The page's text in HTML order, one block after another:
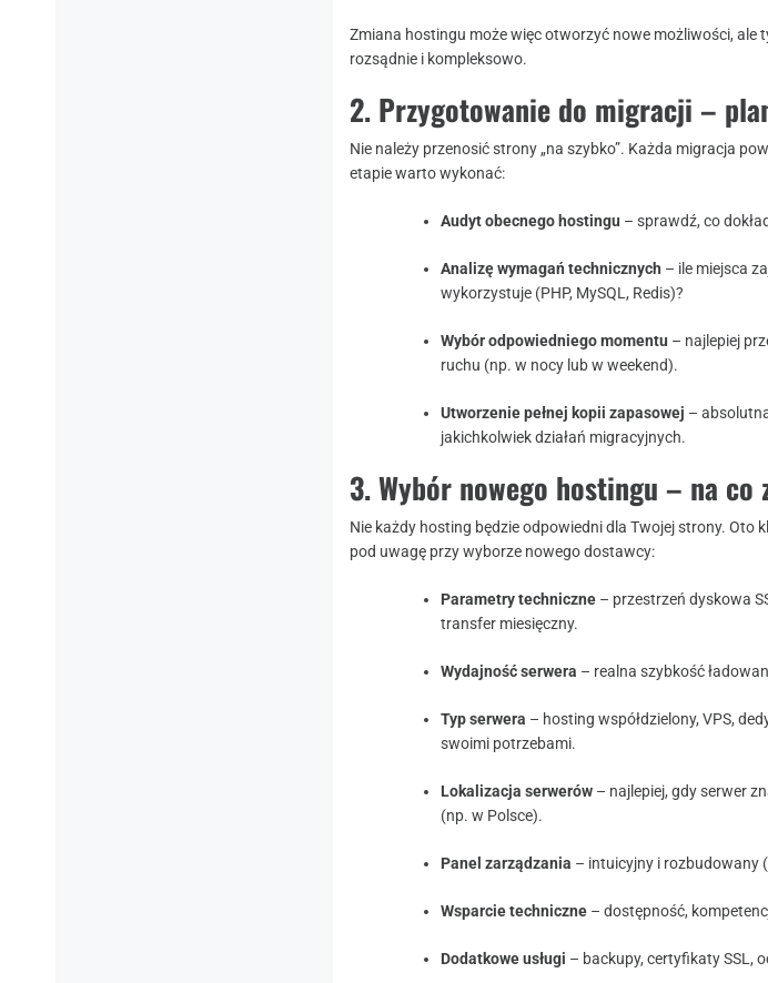
Zmiana hostingu może więc otworzyć nowe możliwości, ale
rozsądnie i kompleksowo.
2. Przygotowanie do migracji –
Nie należy przenosić strony „na szybko”. Każda migracja
etapie warto wykonać:
Audyt obecnego hostingu – sprawdź, co
Analizę wymagań technicznych – ile miejsca
wykorzystuje (PHP, MySQL, Redis)?
Wybór odpowiedniego momentu – najlepiej
ruchu (np. w nocy lub w weekend).
Utworzenie pełnej kopii zapasowej –
jakichkolwiek działań migracyjnych.
3. Wybór nowego hostingu – na co
Nie każdy hosting będzie odpowiedni dla Twojej strony. Oto
pod uwagę przy wyborze nowego dostawcy:
Parametry techniczne – przestrzeń dyskowa
transfer miesięczny.
Wydajność serwera – realna szybkość
Typ serwera – hosting współdzielony, VPS,
swoimi potrzebami.
Lokalizacja serwerów – najlepiej, gdy serwer
(np. w Polsce).
Panel zarządzania – intuicyjny i rozbudowany
Wsparcie techniczne – dostępność,
Dodatkowe usługi – backupy, certyfikaty SSL,